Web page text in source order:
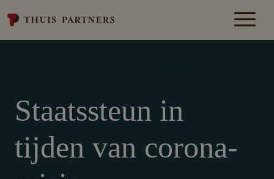
Staatssteun in
tijden van corona-